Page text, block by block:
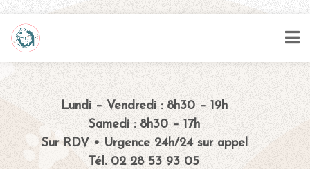
Lundi – Vendredi : 8h30 – 19h
Samedi : 8h30 – 17h
Sur RDV • Urgence 24h/24 sur appel
Tél. 02 28 53 93 05